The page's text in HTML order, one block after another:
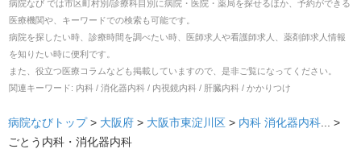
病院なび では市区町村別/診療科目別に病院・医院・薬局を探せるほか、予約ができる
医療機関や、キーワードでの検索も可能です。
病院を探したい時、診療時間を調べたい時、医師求人や看護師求人、薬剤師求人情報
を知りたい時に便利です。
また、役立つ医療コラムなども掲載していますので、是非ご覧になってください。
関連キーワード: 内科 / 消化器内科 / 内視鏡内科 / 肝臓内科 / かかりつけ
病院なびトップ > 大阪府 > 大阪市東淀川区 > 内科 消化器内科 ... >
ごとう内科・消化器内科